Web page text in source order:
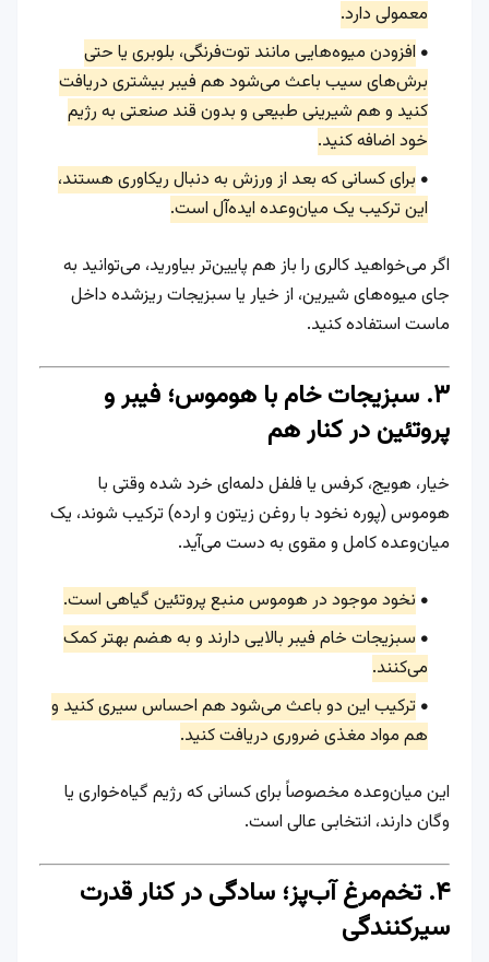
معمولی دارد.
افزودن میوه‌هایی مانند توت‌فرنگی، بلوبری یا حتی
برش‌های سیب باعث می‌شود هم فیبر بیشتری دریافت
کنید و هم شیرینی طبیعی و بدون قند صنعتی به رژیم
خود اضافه کنید.
برای کسانی که بعد از ورزش به دنبال ریکاوری هستند،
این ترکیب یک میان‌وعده ایده‌آل است.
اگر می‌خواهید کالری را باز هم پایین‌تر بیاورید، می‌توانید به
جای میوه‌های شیرین، از خیار یا سبزیجات ریزشده داخل
ماست استفاده کنید.
۳. سبزیجات خام با هوموس؛ فیبر و
پروتئین در کنار هم
خیار، هویج، کرفس یا فلفل دلمه‌ای خرد شده وقتی با
هوموس (پوره نخود با روغن زیتون و ارده) ترکیب شوند، یک
میان‌وعده کامل و مقوی به دست می‌آید.
نخود موجود در هوموس منبع پروتئین گیاهی است.
سبزیجات خام فیبر بالایی دارند و به هضم بهتر کمک
می‌کنند.
ترکیب این دو باعث می‌شود هم احساس سیری کنید و
هم مواد مغذی ضروری دریافت کنید.
این میان‌وعده مخصوصاً برای کسانی که رژیم گیاه‌خواری یا
وگان دارند، انتخابی عالی است.
۴. تخم‌مرغ آب‌پز؛ سادگی در کنار قدرت
سیرکنندگی